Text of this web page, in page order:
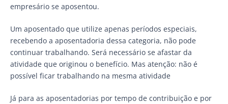
empresário se aposentou.
Um aposentado que utilize apenas períodos especiais,
recebendo a aposentadoria dessa categoria, não pode
continuar trabalhando. Será necessário se afastar da
atividade que originou o benefício. Mas atenção: não é
possível ficar trabalhando na mesma atividade
Já para as aposentadorias por tempo de contribuição e por